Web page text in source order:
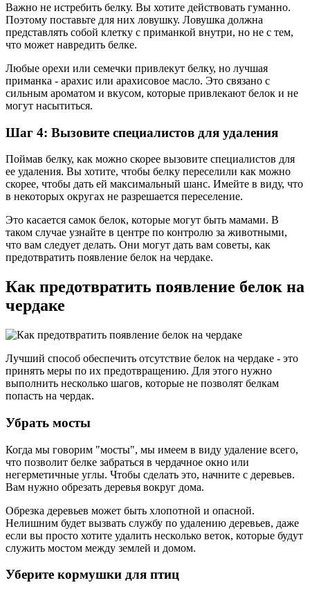
Важно не истребить белку. Вы хотите действовать гуманно.
Поэтому поставьте для них ловушку. Ловушка должна
представлять собой клетку с приманкой внутри, но не с тем,
что может навредить белке.
Любые орехи или семечки привлекут белку, но лучшая
приманка - арахис или арахисовое масло. Это связано с
сильным ароматом и вкусом, которые привлекают белок и не
могут насытиться.
Шаг 4: Вызовите специалистов для удаления
Поймав белку, как можно скорее вызовите специалистов для
ее удаления. Вы хотите, чтобы белку переселили как можно
скорее, чтобы дать ей максимальный шанс. Имейте в виду, что
в некоторых округах не разрешается переселение.
Это касается самок белок, которые могут быть мамами. В
таком случае узнайте в центре по контролю за животными,
что вам следует делать. Они могут дать вам советы, как
предотвратить появление белок на чердаке.
Как предотвратить появление белок на
чердаке
Лучший способ обеспечить отсутствие белок на чердаке - это
принять меры по их предотвращению. Для этого нужно
выполнить несколько шагов, которые не позволят белкам
попасть на чердак.
Убрать мосты
Когда мы говорим "мосты", мы имеем в виду удаление всего,
что позволит белке забраться в чердачное окно или
негерметичные углы. Чтобы сделать это, начните с деревьев.
Вам нужно обрезать деревья вокруг дома.
Обрезка деревьев может быть хлопотной и опасной.
Нелишним будет вызвать службу по удалению деревьев, даже
если вы просто хотите удалить несколько веток, которые будут
служить мостом между землей и домом.
Уберите кормушки для птиц